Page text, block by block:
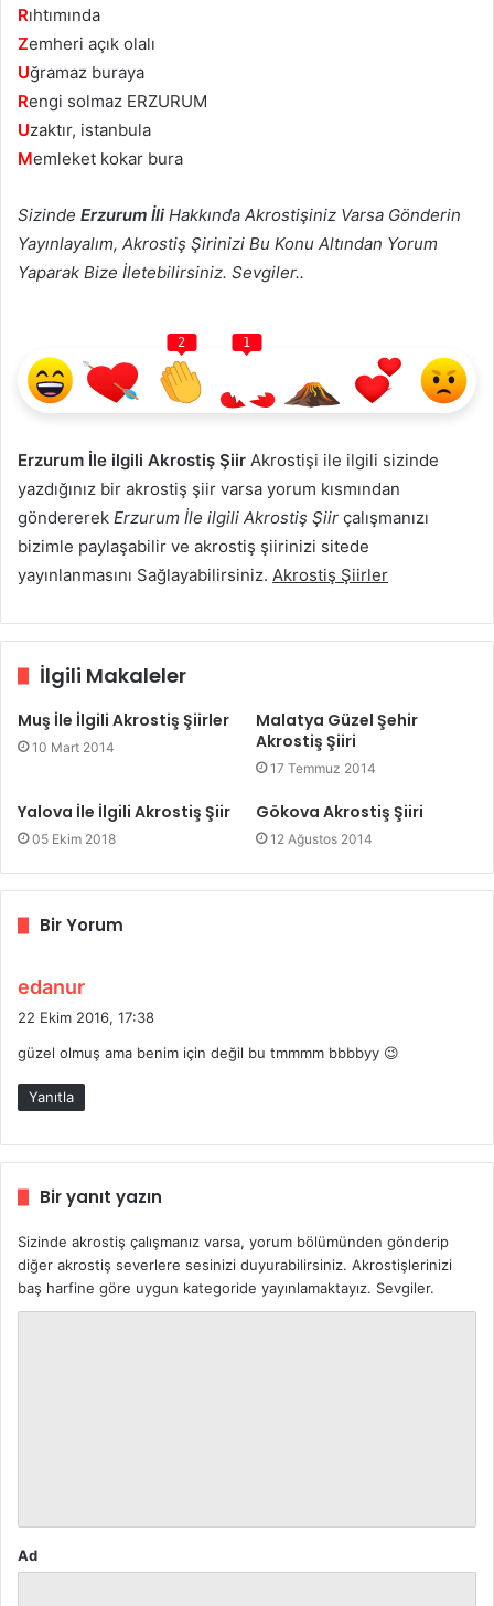
Rıhtımında
Zemheri açık olalı
Uğramaz buraya
Rengi solmaz ERZURUM
Uzaktır, istanbula
Memleket kokar bura
Sizinde Erzurum İli Hakkında Akrostişiniz Varsa Gönderin
Yayınlayalım, Akrostiş Şirinizi Bu Konu Altından Yorum
Yaparak Bize İletebilirsiniz. Sevgiler..
2 1
Erzurum İle ilgili Akrostiş Şiir Akrostişi ile ilgili sizinde
yazdığınız bir akrostiş şiir varsa yorum kısmından
göndererek Erzurum İle ilgili Akrostiş Şiir çalışmanızı
bizimle paylaşabilir ve akrostiş şiirinizi sitede
yayınlanmasını Sağlayabilirsiniz. Akrostiş Şiirler
İlgili Makaleler
Muş İle İlgili Akrostiş Şiirler
10 Mart 2014
Malatya Güzel Şehir
Akrostiş Şiiri
17 Temmuz 2014
Yalova İle İlgili Akrostiş Şiir
05 Ekim 2018
Gökova Akrostiş Şiiri
12 Ağustos 2014
Bir Yorum
edanur
e
i
22 Ekim 2016, 17:38
güzel olmuş ama benim için değil bu tmmmm bbbbyy 😉
Yanıtla
Bir yanıt yazın
Sizinde akrostiş çalışmanız varsa, yorum bölümünden gönderip
diğer akrostiş severlere sesinizi duyurabilirsiniz. Akrostişlerinizi
baş harfine göre uygun kategoride yayınlamaktayız. Sevgiler.
Ad